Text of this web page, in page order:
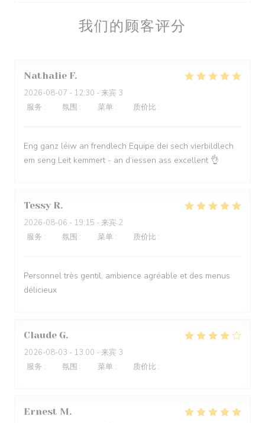
我们的顾客评分
Nathalie F
2026-08-07 - 12:30 - 来宾 3
服务 : 氛围 : 菜单 : 质价比 :
Eng ganz léiw an frendlech Equipe dei sech vierbildlech
em seng Leit kemmert - an d‘iessen ass excellent 👌
Tessy R
2026-08-06 - 19:15 - 来宾 2
服务 : 氛围 : 菜单 : 质价比 :
Personnel très gentil, ambience agréable et des menus
délicieux
Claude G
2026-08-03 - 13:00 - 来宾 3
服务 : 氛围 : 菜单 : 质价比 :
Ernest M